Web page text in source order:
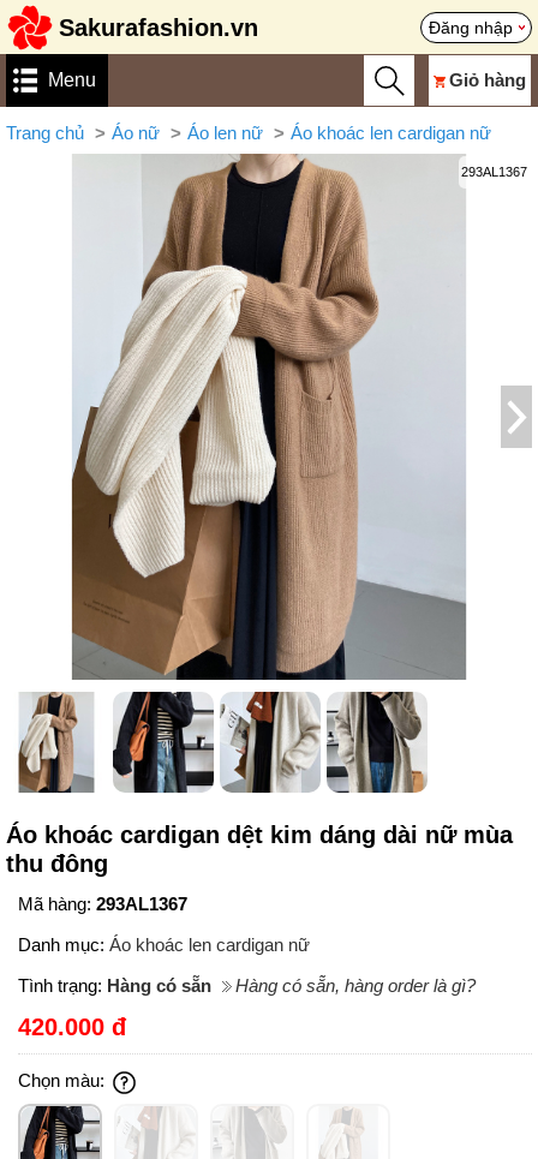
Sakurafashion.vn Đăng nhập
Menu Giỏ hàng
Trang chủ Áo nữ Áo len nữ Áo khoác len cardigan nữ
293AL1367
Áo khoác cardigan dệt kim dáng dài nữ mùa
thu đông
Mã hàng: 293AL1367
Danh mục: Áo khoác len cardigan nữ
Tình trạng: Hàng có sẵn Hàng có sẵn, hàng order là gì?
420.000 đ
Chọn màu: